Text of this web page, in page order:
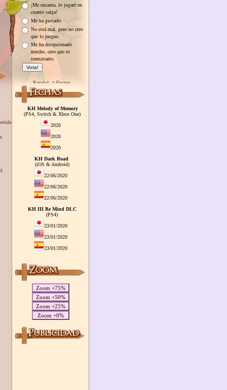
KH Melody of Memory
(PS4, Switch & Xbox One)
2020
2020
2020
KH Dark Road
(iOS & Android)
22/06/2020
22/06/2020
22/06/2020
KH III Re Mind DLC
(PS4)
23/01/2020
23/01/2020
23/01/2020
Zoom +75%
Zoom +50%
Zoom +25%
Zoom +0%